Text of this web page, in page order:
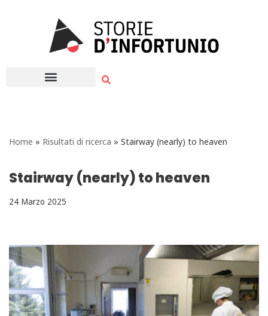
Home » Risultati di ricerca » Stairway (nearly) to heaven
Stairway (nearly) to heaven
24 Marzo 2025